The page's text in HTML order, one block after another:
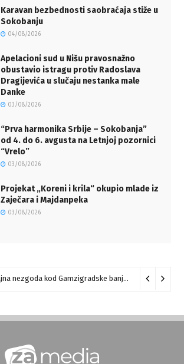
Karavan bezbednosti saobraćaja stiže u
Sokobanju
04/08/2026
Apelacioni sud u Nišu pravosnažno
obustavio istragu protiv Radoslava
Dragijevića u slučaju nestanka male
Danke
03/08/2026
“Prva harmonika Srbije – Sokobanja”
od 4. do 6. avgusta na Letnjoj pozornici
“Vrelo”
03/08/2026
Projekat „Koreni i krila“ okupio mlade iz
Zaječara i Majdanpeka
03/08/2026
Saobraćajna nezgoda kod Gamzigradske banje 05/08/2026